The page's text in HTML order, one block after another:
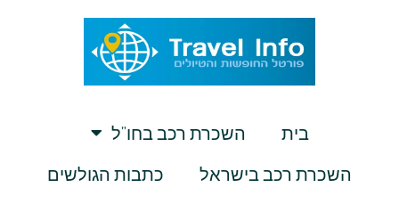
בית
השכרת רכב בחו”ל
השכרת רכב בישראל
כתבות הגולשים